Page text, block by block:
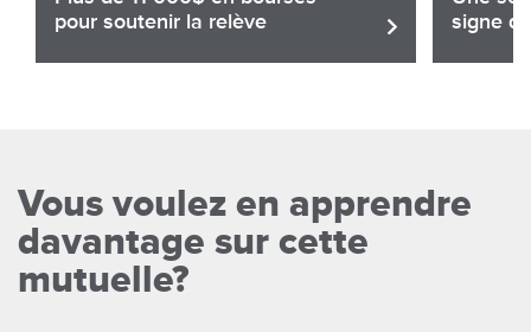
pour soutenir la relève
Partager Lire l'article
signe
Vous voulez en apprendre
davantage sur cette
mutuelle?